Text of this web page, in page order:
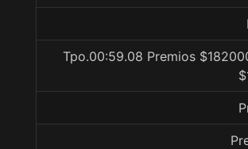
Tpo.00:59.08 Premios